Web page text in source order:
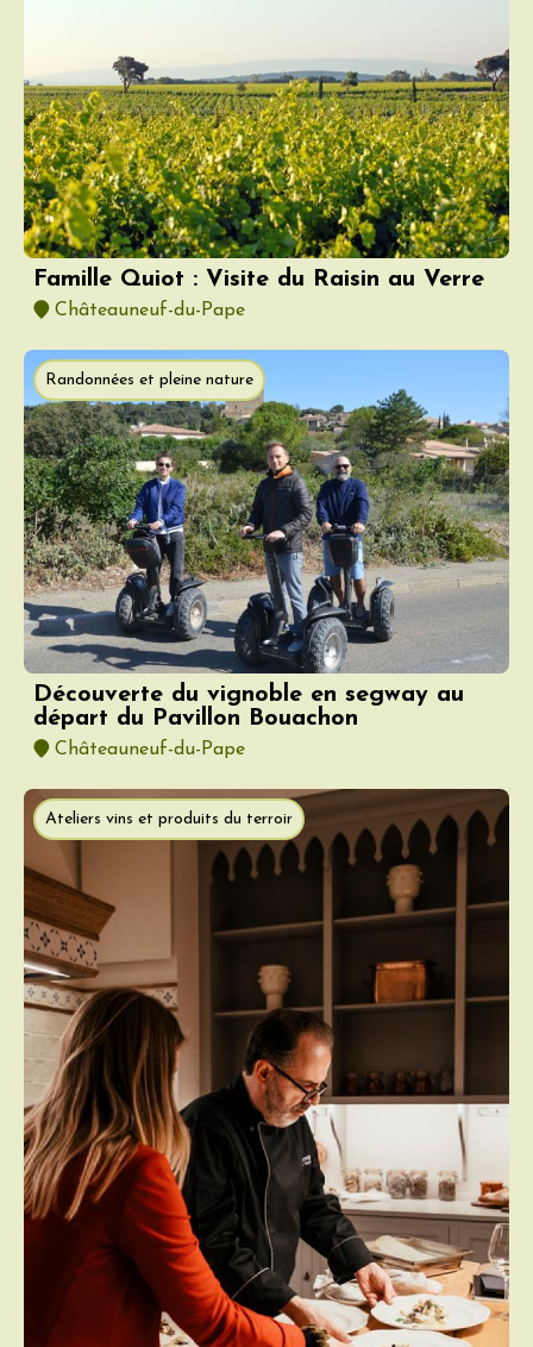
Famille Quiot : Visite du Raisin au Verre
Châteauneuf-du-Pape
Randonnées et pleine nature
Découverte du vignoble en segway au
départ du Pavillon Bouachon
Châteauneuf-du-Pape
Ateliers vins et produits du terroir